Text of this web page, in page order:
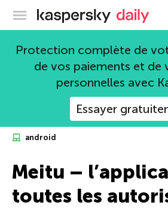
Blog officiel
Protection complète de
de vos paiements et de
personnelles avec
Essayer
android
Meitu –
toutes les